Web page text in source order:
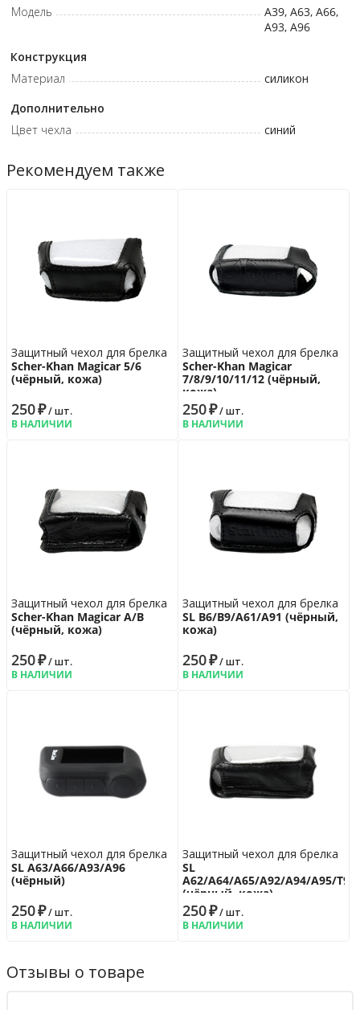
Модель
A39, A63, A66,
A93, A96
Конструкция
Материал
силикон
Дополнительно
Цвет чехла
синий
Рекомендуем также
Защитный чехол для брелка
Scher-Khan Magicar 5/6
(чёрный, кожа)
250₽/ шт.
В НАЛИЧИИ
Защитный чехол для брелка
Scher-Khan Magicar
7/8/9/10/11/12 (чёрный,
кожа)
250₽/ шт.
В НАЛИЧИИ
Защитный чехол для брелка
Scher-Khan Magicar A/B
(чёрный, кожа)
250₽/ шт.
В НАЛИЧИИ
Защитный чехол для брелка
SL B6/B9/A61/A91 (чёрный,
кожа)
250₽/ шт.
В НАЛИЧИИ
Защитный чехол для брелка
SL A63/A66/A93/A96
(чёрный)
250₽/ шт.
В НАЛИЧИИ
Защитный чехол для брелка
SL
A62/A64/A65/A92/A94/A95/T94
(чёрный, кожа)
250₽/ шт.
В НАЛИЧИИ
Отзывы о товаре